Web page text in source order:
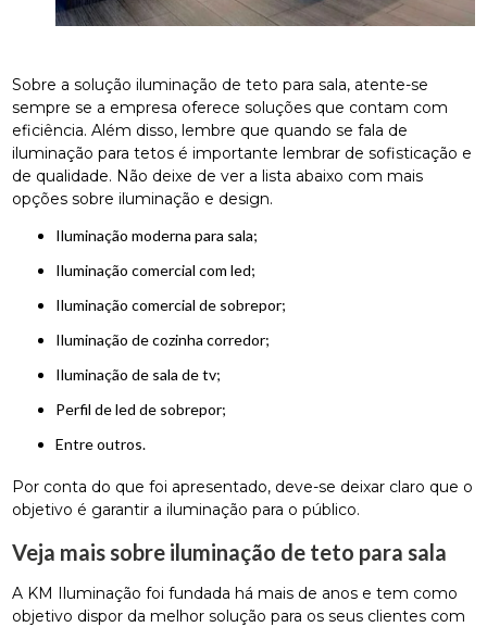
Sobre a solução iluminação de teto para sala, atente-se
sempre se a empresa oferece soluções que contam com
eficiência. Além disso, lembre que quando se fala de
iluminação para tetos é importante lembrar de sofisticação e
de qualidade. Não deixe de ver a lista abaixo com mais
opções sobre iluminação e design.
iluminação moderna para sala;
iluminação comercial com led;
iluminação comercial de sobrepor;
iluminação de cozinha corredor;
iluminação de sala de tv;
perfil de led de sobrepor;
entre outros.
Por conta do que foi apresentado, deve-se deixar claro que o
objetivo é garantir a iluminação para o público.
Veja mais sobre iluminação de teto para sala
A KM Iluminação foi fundada há mais de anos e tem como
objetivo dispor da melhor solução para os seus clientes com